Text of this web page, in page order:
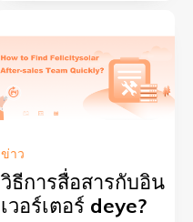
ข่าว
วิธีการสื่อสารกับอิน
เวอร์เตอร์ deye?